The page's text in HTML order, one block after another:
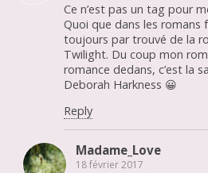
Ce n’est pas un tag pour
Quoi que dans les
toujours par trouvé de la
Twilight. Du coup mon
romance dedans, c’est la
Deborah Harkness 😀
Reply
Madame_Love
18 février 2017